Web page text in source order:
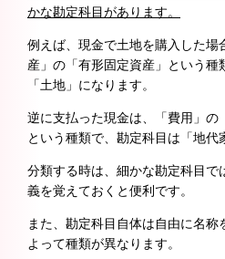
かな勘定科目があります。
例えば、現金で土地を購入した場
産」の「有形固定資産」という種
「土地」になります。
逆に支払った現金は、「費用」の
という種類で、勘定科目は「地代
分類する時は、細かな勘定科目で
義を覚えておくと便利です。
また、勘定科目自体は自由に名称
よって種類が異なります。